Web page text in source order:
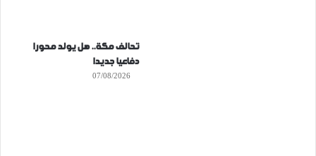
تحالف مكة.. هل يولد محورا
دفاعيا جديدا
07/08/2026